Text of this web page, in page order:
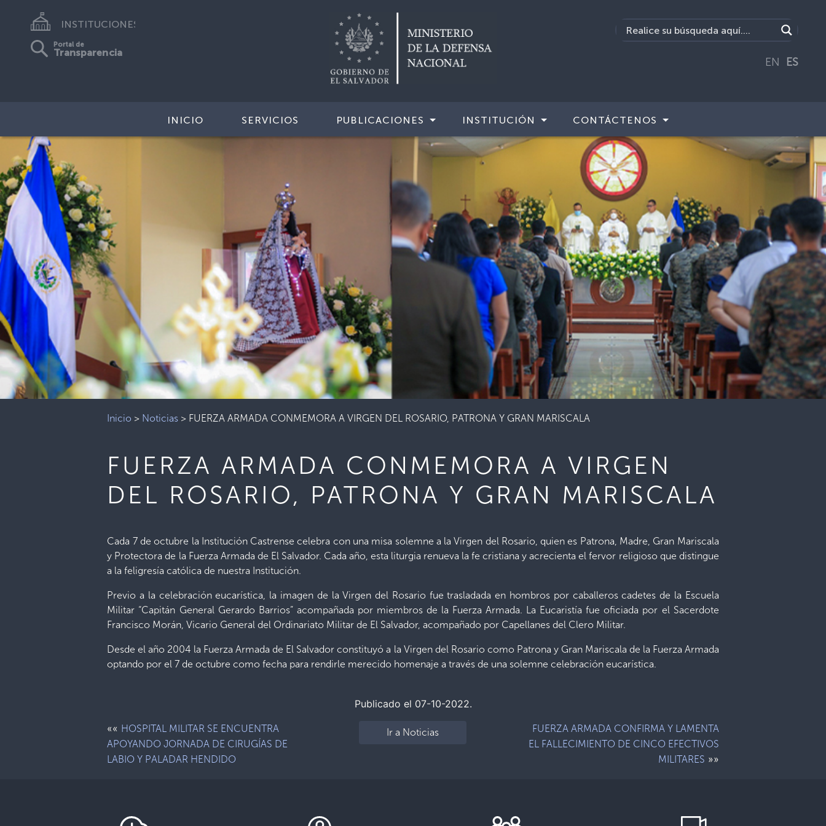
INSTITUCIONES
Portal de
Transparencia
EN ES
INICIO SERVICIOS PUBLICACIONES INSTITUCIÓN CONTÁCTENOS
Inicio > Noticias > FUERZA ARMADA CONMEMORA A VIRGEN DEL ROSARIO, PATRONA Y GRAN MARISCALA
FUERZA ARMADA CONMEMORA A VIRGEN
DEL ROSARIO, PATRONA Y GRAN MARISCALA
Cada 7 de octubre la Institución Castrense celebra con una misa solemne a la Virgen del Rosario, quien es Patrona, Madre, Gran Mariscala
y Protectora de la Fuerza Armada de El Salvador. Cada año, esta liturgia renueva la fe cristiana y acrecienta el fervor religioso que distingue
a la feligresía católica de nuestra Institución.
Previo a la celebración eucarística, la imagen de la Virgen del Rosario fue trasladada en hombros por caballeros cadetes de la Escuela
Militar “Capitán General Gerardo Barrios” acompañada por miembros de la Fuerza Armada. La Eucaristía fue oficiada por el Sacerdote
Francisco Morán, Vicario General del Ordinariato Militar de El Salvador, acompañado por Capellanes del Clero Militar.
Desde el año 2004 la Fuerza Armada de El Salvador constituyó a la Virgen del Rosario como Patrona y Gran Mariscala de la Fuerza Armada
optando por el 7 de octubre como fecha para rendirle merecido homenaje a través de una solemne celebración eucarística.
Publicado el 07-10-2022.
«« HOSPITAL MILITAR SE ENCUENTRA
APOYANDO JORNADA DE CIRUGÍAS DE
LABIO Y PALADAR HENDIDO
Ir a Noticias
FUERZA ARMADA CONFIRMA Y LAMENTA
EL FALLECIMIENTO DE CINCO EFECTIVOS
MILITARES »»